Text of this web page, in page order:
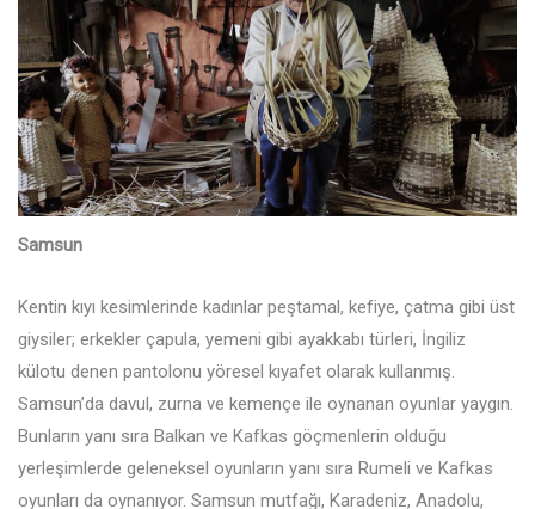
Samsun
Kentin kıyı kesimlerinde kadınlar peştamal, kefiye, çatma gibi üst
giysiler; erkekler çapula, yemeni gibi ayakkabı türleri, İngiliz
külotu denen pantolonu yöresel kıyafet olarak kullanmış.
Samsun’da davul, zurna ve kemençe ile oynanan oyunlar yaygın.
Bunların yanı sıra Balkan ve Kafkas göçmenlerin olduğu
yerleşimlerde geleneksel oyunların yanı sıra Rumeli ve Kafkas
oyunları da oynanıyor. Samsun mutfağı, Karadeniz, Anadolu,